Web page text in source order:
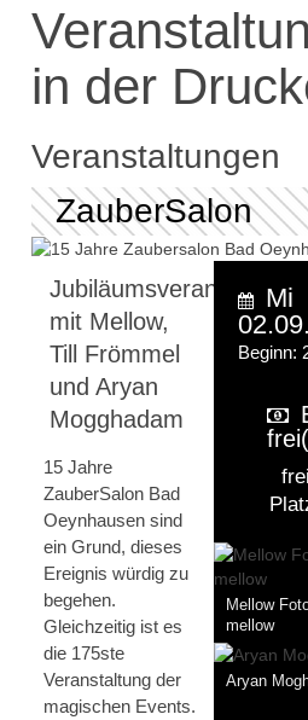
in der
Veranstaltungen
ZauberSalon
Jubiläumsveranstaltung
mit Mellow,
Till Frömmel
und Aryan
Mogghadam
15 Jahre
ZauberSalon Bad
Oeynhausen sind
ein Grund, dieses
Ereignis würdig zu
begehen.
Gleichzeitig ist es
die 175ste
Veranstaltung der
magischen Events.
Mi
Beginn:
Mellow
mellow
Aryan